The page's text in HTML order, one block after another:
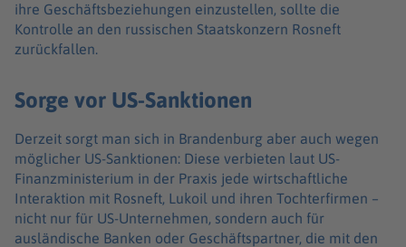
ihre Geschäftsbeziehungen einzustellen, sollte die
Kontrolle an den russischen Staatskonzern Rosneft
zurückfallen.
Sorge vor US-Sanktionen
Derzeit sorgt man sich in Brandenburg aber auch wegen
möglicher US-Sanktionen: Diese verbieten laut US-
Finanzministerium in der Praxis jede wirtschaftliche
Interaktion mit Rosneft, Lukoil und ihren Tochterfirmen –
nicht nur für US-Unternehmen, sondern auch für
ausländische Banken oder Geschäftspartner, die mit den